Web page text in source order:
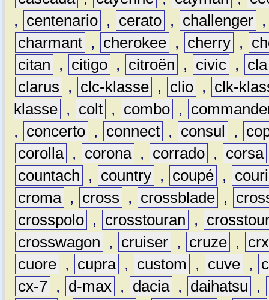
,
centenario , cerato , challenger
charmant , cherokee , cherry ,
citan
, citigo , citroën , civic ,
cla
clarus
, clc-klasse , clio ,
clk-
klasse , colt , combo ,
,
concerto , connect , consul ,
corolla , corona , corrado , corsa
countach
, country , coupé ,
croma , cross , crossblade ,
crosspolo , crosstouran ,
crosswagon
, cruiser , cruze ,
crx
cuore , cupra , custom , cuve ,
cx-7 , d-max , dacia , daihatsu
,